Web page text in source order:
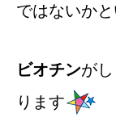
ではないかと
ビオチンが
ります